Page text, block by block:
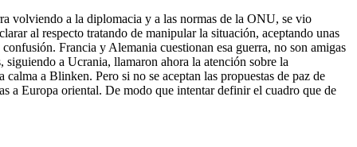
volviendo a la diplomacia y a las normas de la ONU, se vio
al respecto tratando de manipular la situación, aceptando unas
Francia y Alemania cuestionan esa guerra, no son amigas
a Ucrania, llamaron ahora la atención sobre la
a Blinken. Pero si no se aceptan las propuestas de paz de
a Europa oriental. De modo que intentar definir el cuadro que de